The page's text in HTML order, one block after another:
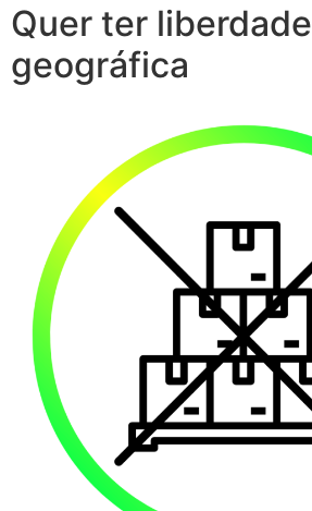
Quer ter liberdade
geográfica